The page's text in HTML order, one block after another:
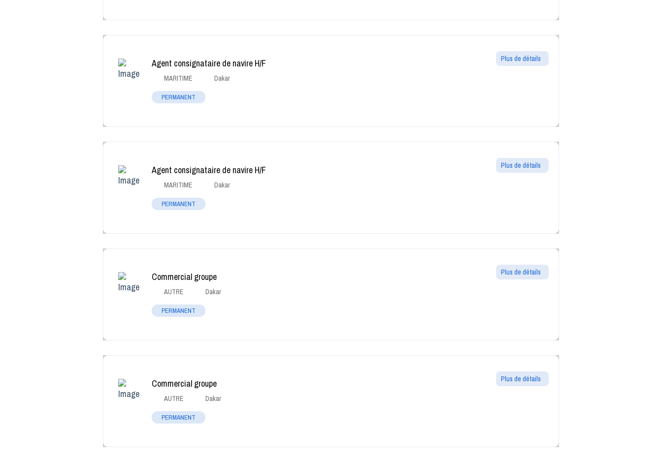
Agent consignataire de navire H/F
MARITIME Dakar
PERMANENT
Plus de détails
Agent consignataire de navire H/F
MARITIME Dakar
PERMANENT
Plus de détails
Commercial groupe
AUTRE Dakar
PERMANENT
Plus de détails
Commercial groupe
AUTRE Dakar
PERMANENT
Plus de détails